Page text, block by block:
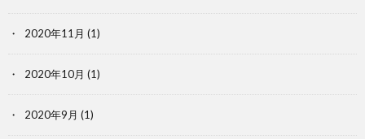
2020年11月 (1)
2020年10月 (1)
2020年9月 (1)